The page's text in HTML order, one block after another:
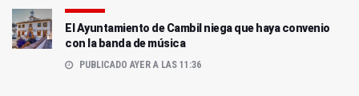
El Ayuntamiento de Cambil niega que haya convenio
con la banda de música
PUBLICADO AYER A LAS 11:36